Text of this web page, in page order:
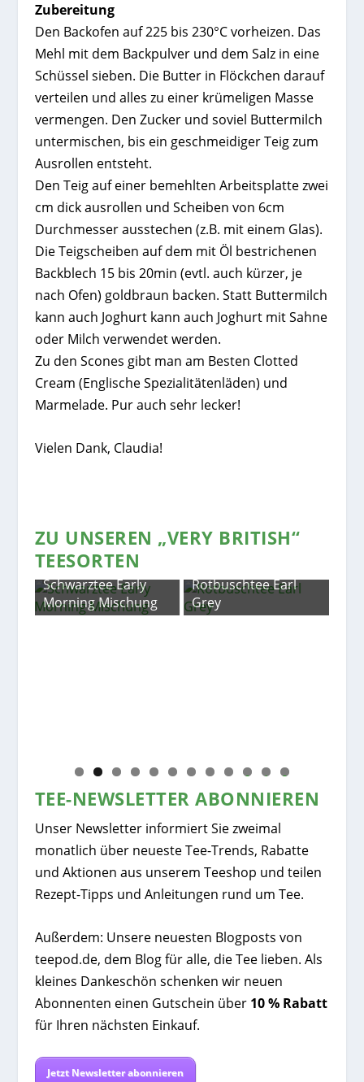
Zubereitung
Den Backofen auf 225 bis 230°C vorheizen. Das
Mehl mit dem Backpulver und dem Salz in eine
Schüssel sieben. Die Butter in Flöckchen darauf
verteilen und alles zu einer krümeligen Masse
vermengen. Den Zucker und soviel Buttermilch
untermischen, bis ein geschmeidiger Teig zum
Ausrollen entsteht.
Den Teig auf einer bemehlten Arbeitsplatte zwei
cm dick ausrollen und Scheiben von 6cm
Durchmesser ausstechen (z.B. mit einem Glas).
Die Teigscheiben auf dem mit Öl bestrichenen
Backblech 15 bis 20min (evtl. auch kürzer, je
nach Ofen) goldbraun backen. Statt Buttermilch
kann auch Joghurt kann auch Joghurt mit Sahne
oder Milch verwendet werden.
Zu den Scones gibt man am Besten Clotted
Cream (Englische Spezialitätenläden) und
Marmelade. Pur auch sehr lecker!
Vielen Dank, Claudia!
ZU UNSEREN „VERY BRITISH“
TEESORTEN
Schwarztee Early
Morning Mischung
Rotbuschtee Earl
Grey
0 1 2
TEE-NEWSLETTER ABONNIEREN
Unser Newsletter informiert Sie zweimal
monatlich über neueste Tee-Trends, Rabatte
und Aktionen aus unserem Teeshop und teilen
Rezept-Tipps und Anleitungen rund um Tee.
Außerdem: Unsere neuesten Blogposts von
teepod.de, dem Blog für alle, die Tee lieben. Als
kleines Dankeschön schenken wir neuen
Abonnenten einen Gutschein über 10 % Rabatt
für Ihren nächsten Einkauf.
Jetzt Newsletter abonnieren